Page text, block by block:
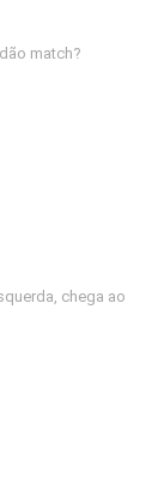
match?
chega ao